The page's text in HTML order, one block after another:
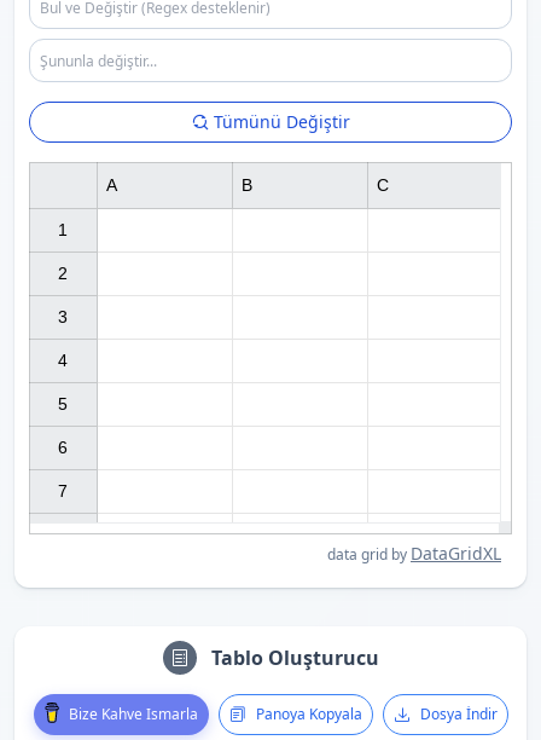
Tümünü Değiştir
data grid by DataGridXL
1
2
3
4
5
6
7
A B C
Tablo Oluşturucu
Bize Kahve Ismarla Panoya Kopyala Dosya İndir